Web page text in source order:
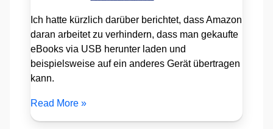
Ich hatte kürzlich darüber berichtet, dass Amazon
daran arbeitet zu verhindern, dass man gekaufte
eBooks via USB herunter laden und
beispielsweise auf ein anderes Gerät übertragen
kann.
Read More »